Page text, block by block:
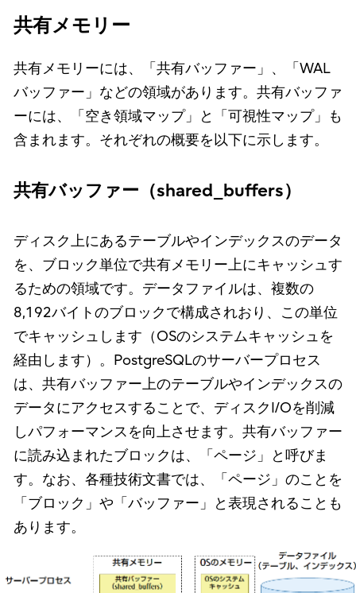
共有メモリー
共有メモリーには、「共有バッファー」、「WAL
バッファー」などの領域があります。共有バッファ
ーには、「空き領域マップ」と「可視性マップ」も
含まれます。それぞれの概要を以下に示します。
共有バッファー（shared_buffers）
ディスク上にあるテーブルやインデックスのデータ
を、ブロック単位で共有メモリー上にキャッシュす
るための領域です。データファイルは、複数の
8,192バイトのブロックで構成されおり、この単位
でキャッシュします（OSのシステムキャッシュを
経由します）。PostgreSQLのサーバープロセス
は、共有バッファー上のテーブルやインデックスの
データにアクセスすることで、ディスクI/Oを削減
しパフォーマンスを向上させます。共有バッファー
に読み込まれたブロックは、「ページ」と呼びま
す。なお、各種技術文書では、「ページ」のことを
「ブロック」や「バッファー」と表現されることも
あります。